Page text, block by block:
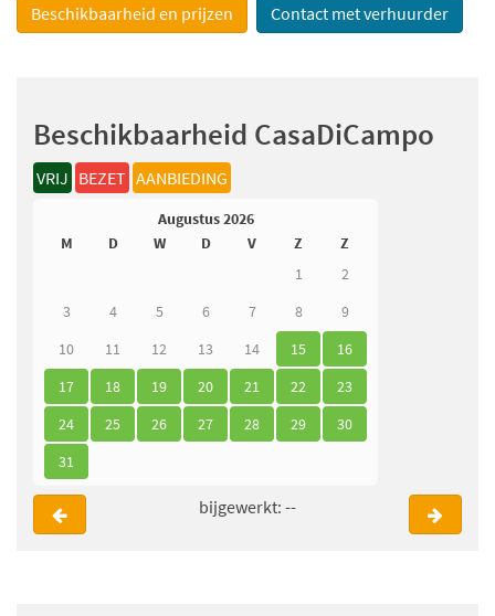
Beschikbaarheid en prijzen Contact met verhuurder
Beschikbaarheid CasaDiCampo
VRIJ BEZET AANBIEDING
Augustus 2026
M
D W D V Z
Z
1
2
3
4 5 6 7 8
9
10
11 12 13 14 15
16
17
18 19 20 21 22
23
24
25 26 27 28 29
30
31
bijgewerkt: --